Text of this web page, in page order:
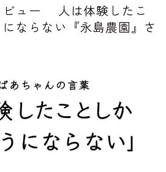
ビュー 人は体験したこ
ならない『永島農園』さ